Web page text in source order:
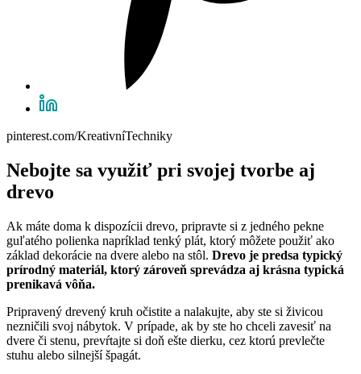
pinterest.com/KreativníTechniky
Nebojte sa využiť pri svojej tvorbe aj
drevo
Ak máte doma k dispozícii drevo, pripravte si z jedného pekne
guľatého polienka napríklad tenký plát, ktorý môžete použiť ako
základ dekorácie na dvere alebo na stôl. Drevo je predsa typický
prírodný materiál, ktorý zároveň sprevádza aj krásna typická
prenikavá vôňa.
Pripravený drevený kruh očistite a nalakujte, aby ste si živicou
nezničili svoj nábytok. V prípade, ak by ste ho chceli zavesiť na
dvere či stenu, prevŕtajte si doň ešte dierku, cez ktorú prevlečte
stuhu alebo silnejší špagát.